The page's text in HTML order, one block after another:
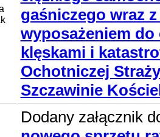
gaśniczego wraz z
wyposażeniem do
klęskami i
Ochotniczej
Szczawinie
Dodany załącznik